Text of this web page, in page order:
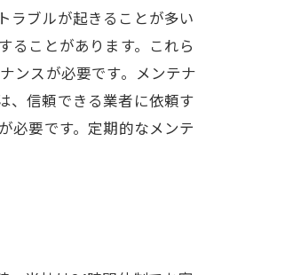
ラブルが起きることが多い
ることがあります。これら
ンスが必要です。メンテナ
、信頼できる業者に依頼す
必要です。定期的なメンテ